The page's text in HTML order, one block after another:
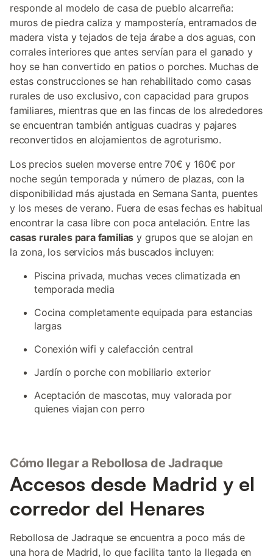
responde al modelo de casa de pueblo alcarreña:
muros de piedra caliza y mampostería, entramados de
madera vista y tejados de teja árabe a dos aguas, con
corrales interiores que antes servían para el ganado y
hoy se han convertido en patios o porches. Muchas de
estas construcciones se han rehabilitado como casas
rurales de uso exclusivo, con capacidad para grupos
familiares, mientras que en las fincas de los alrededores
se encuentran también antiguas cuadras y pajares
reconvertidos en alojamientos de agroturismo.
Los precios suelen moverse entre 70€ y 160€ por
noche según temporada y número de plazas, con la
disponibilidad más ajustada en Semana Santa, puentes
y los meses de verano. Fuera de esas fechas es habitual
encontrar la casa libre con poca antelación. Entre las
casas rurales para familias y grupos que se alojan en
la zona, los servicios más buscados incluyen:
Piscina privada, muchas veces climatizada en
temporada media
Cocina completamente equipada para estancias
largas
Conexión wifi y calefacción central
Jardín o porche con mobiliario exterior
Aceptación de mascotas, muy valorada por
quienes viajan con perro
Cómo llegar a Rebollosa de Jadraque
Accesos desde Madrid y el
corredor del Henares
Rebollosa de Jadraque se encuentra a poco más de
una hora de Madrid, lo que facilita tanto la llegada en